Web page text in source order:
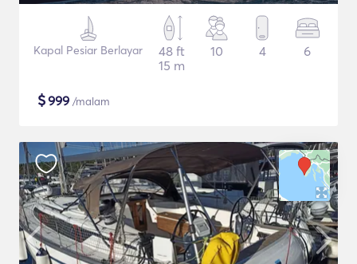
Kapal Pesiar Berlayar
48 ft
15 m
10 4 6
$999 /malam